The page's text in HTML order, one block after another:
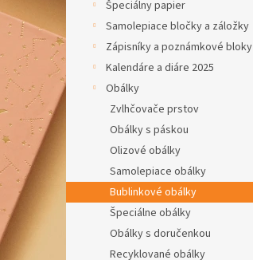
Špeciálny papier
Samolepiace bločky a záložky
Zápisníky a poznámkové bloky
Kalendáre a diáre 2025
Obálky
Zvlhčovače prstov
Obálky s páskou
Olizové obálky
Samolepiace obálky
Bublinkové obálky
Špeciálne obálky
Obálky s doručenkou
Recyklované obálky